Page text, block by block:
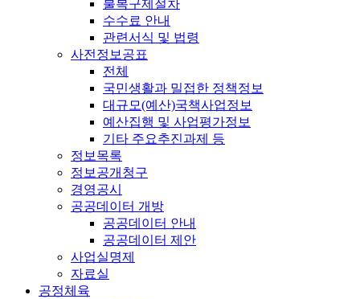
불복구제절차
수수료 안내
관련서식 및 법령
사전정보공표
전체
국민생활과 밀접한 정책정보
대규모(예산)국책사업정보
예산집행 및 사업평가정보
기타 주요추진과제 등
정보목록
정보공개청구
경영공시
공공데이터 개방
공공데이터 안내
공공데이터 제안
사업실명제
자료실
공정체육